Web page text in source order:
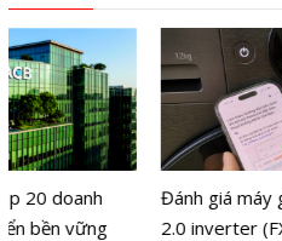
Đánh giá máy giặt LG AI DD
2.0 inverter (FX1412S3KAV)